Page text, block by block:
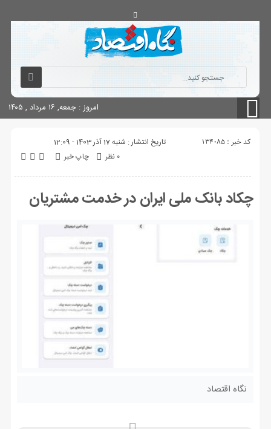
آگهی های دولتی چاپ
امروز : جمعه, ۱۶ مرداد , ۱۴۰۵
کد خبر : 134085
تاریخ انتشار : شنبه 17 آذر 1403 - 12:09
چاپ خبر
۰ نظر
چکاد بانک ملی ایران در خدمت مشتریان
نگاه اقتصاد